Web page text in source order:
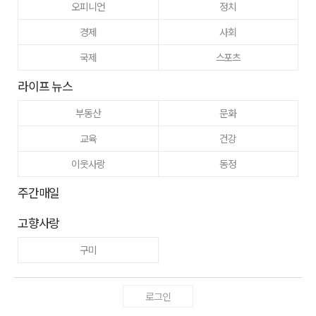
오피니언
정치
경제
사회
국제
스포츠
라이프 뉴스
부동산
문화
교육
건강
이웃사랑
동정
주간매일
고향사랑
구미
로그인